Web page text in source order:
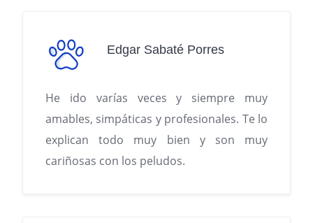
Edgar Sabaté Porres
He ido varías veces y siempre muy
amables, simpáticas y profesionales. Te lo
explican todo muy bien y son muy
cariñosas con los peludos.